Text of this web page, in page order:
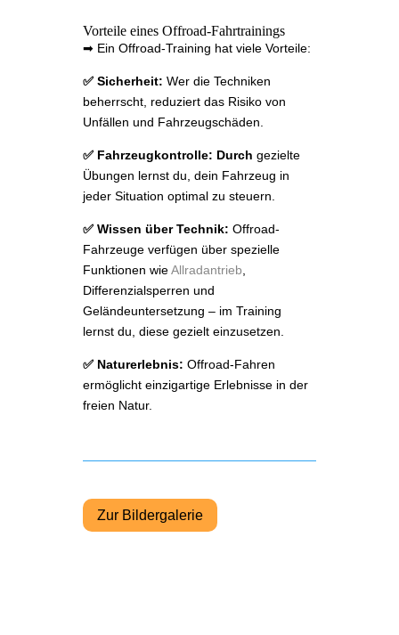
Vorteile eines Offroad-Fahrtrainings
➡ Ein Offroad-Training hat viele Vorteile:
✅ Sicherheit: Wer die Techniken
beherrscht, reduziert das Risiko von
Unfällen und Fahrzeugschäden.
✅ Fahrzeugkontrolle: Durch gezielte
Übungen lernst du, dein Fahrzeug in
jeder Situation optimal zu steuern.
✅ Wissen über Technik: Offroad-
Fahrzeuge verfügen über spezielle
Funktionen wieAllradantrieb
Differenzialsperren und
Geländeuntersetzung – im Training
lernst du, diese gezielt einzusetzen.
✅ Naturerlebnis: Offroad-Fahren
ermöglicht einzigartige Erlebnisse in der
freien Natur.
Zur Bildergalerie